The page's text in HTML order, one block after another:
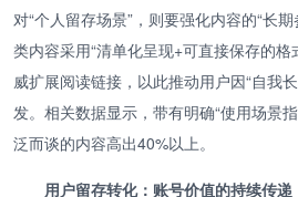
对“个人留存场景”，则要强化内容的“长
类内容采用“清单化呈现+可直接保存的
威扩展阅读链接，以此推动用户因“自我
发。相关数据显示，带有明确“使用场景
泛而谈的内容高出40%以上。
用户留存转化：账号价值的持续传递